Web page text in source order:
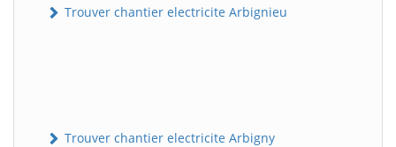
Trouver chantier electricite Arbignieu
Trouver chantier electricite Arbigny